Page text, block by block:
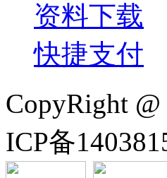
资料下载
快捷支付
CopyRight
ICP备